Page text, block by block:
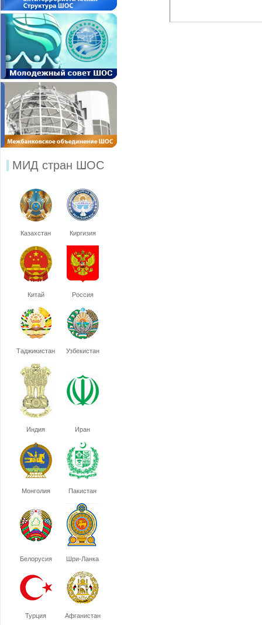
МИД стран ШОС
Казахстан Киргизия
Китай Россия
Таджикистан Узбекистан
Индия Иран
Монголия Пакистан
Белорусия Шри-Ланка
Турция Афганистан